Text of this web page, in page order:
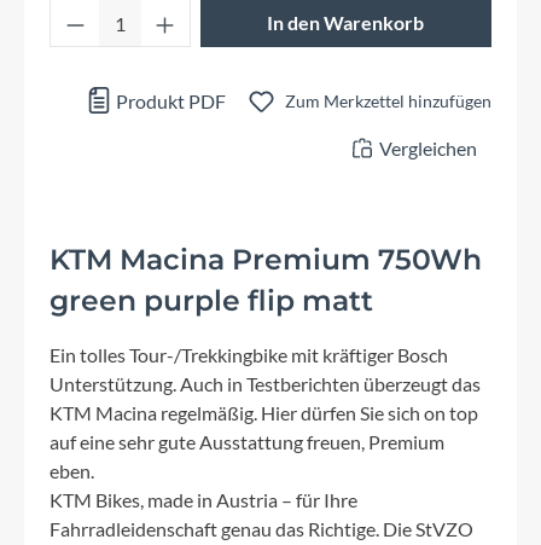
Produkt Anzahl: Gib den gewünschten
In den Warenkorb
Produkt PDF Zum Merkzettel hinzufügen
Vergleichen
KTM Macina Premium 750Wh
green purple flip matt
Ein tolles Tour-/Trekkingbike mit kräftiger Bosch
Unterstützung. Auch in Testberichten überzeugt das
KTM Macina regelmäßig. Hier dürfen Sie sich on top
auf eine sehr gute Ausstattung freuen, Premium
eben.
KTM Bikes, made in Austria – für Ihre
Fahrradleidenschaft genau das Richtige. Die StVZO